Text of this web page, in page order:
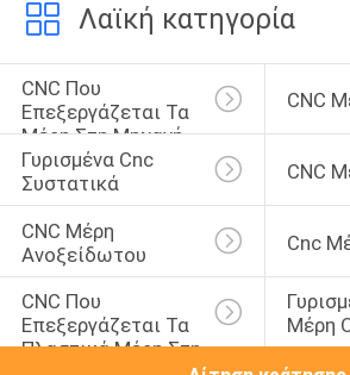
Λαϊκή κατηγορία
CNC Που
Επεξεργάζεται Τα
Μέρη Στη Μηχανή
CNC
Γυρισμένα Cnc
Συστατικά
CNC
CNC Μέρη
Ανοξείδωτου
Cnc
CNC Που
Επεξεργάζεται Τα
Πλαστικά Μέρη Στη
Μέρη